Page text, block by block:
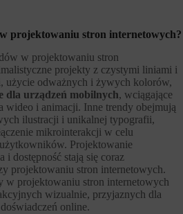
projektowaniu stron internetowych?
w projektowaniu stron
projekty z czystymi liniami i
użycie odważnych i żywych kolorów,
dla urządzeń mobilnych, wciągające
wideo i animacji. Inne trendy obejmują
ilustracji i unikalnej typografii,
mikrointerakcji w celu
Projektowanie
dostępność stają się coraz
projektowaniu stron internetowych.
w projektowaniu stron internetowych
wizualnie, przyjaznych dla
online.